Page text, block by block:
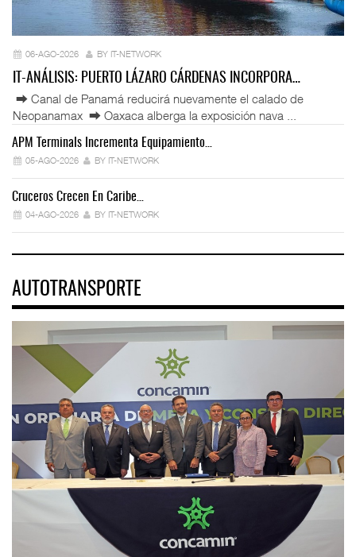
06-AGO-2026 BY IT-NETWORK
IT-ANÁLISIS: PUERTO LÁZARO CÁRDENAS INCORPORA…
⮕ Canal de Panamá reducirá nuevamente el calado de
Neopanamax ⮕ Oaxaca alberga la exposición nava ...
APM Terminals Incrementa Equipamiento…
05-AGO-2026 BY IT-NETWORK
Cruceros Crecen En Caribe…
04-AGO-2026 BY IT-NETWORK
AUTOTRANSPORTE